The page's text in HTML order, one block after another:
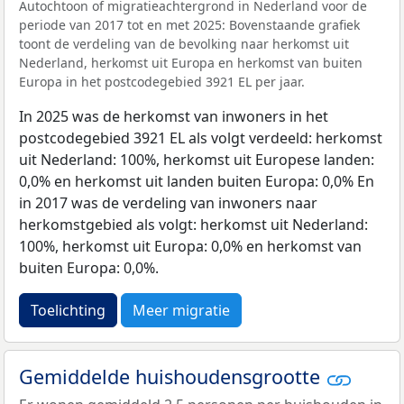
Autochtoon of migratieachtergrond in Nederland voor de
periode van 2017 tot en met 2025: Bovenstaande grafiek
toont de verdeling van de bevolking naar herkomst uit
Nederland, herkomst uit Europa en herkomst van buiten
Europa in het postcodegebied 3921 EL per jaar.
In 2025 was de herkomst van inwoners in het
postcodegebied 3921 EL als volgt verdeeld: herkomst
uit Nederland: 100%, herkomst uit Europese landen:
0,0% en herkomst uit landen buiten Europa: 0,0% En
in 2017 was de verdeling van inwoners naar
herkomstgebied als volgt: herkomst uit Nederland:
100%, herkomst uit Europa: 0,0% en herkomst van
buiten Europa: 0,0%.
Toelichting Meer migratie
Gemiddelde huishoudensgrootte